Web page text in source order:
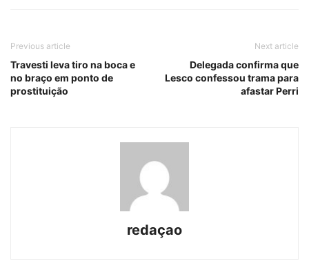
Previous article
Travesti leva tiro na boca e
no braço em ponto de
prostituição
Next article
Delegada confirma que
Lesco confessou trama para
afastar Perri
redaçao